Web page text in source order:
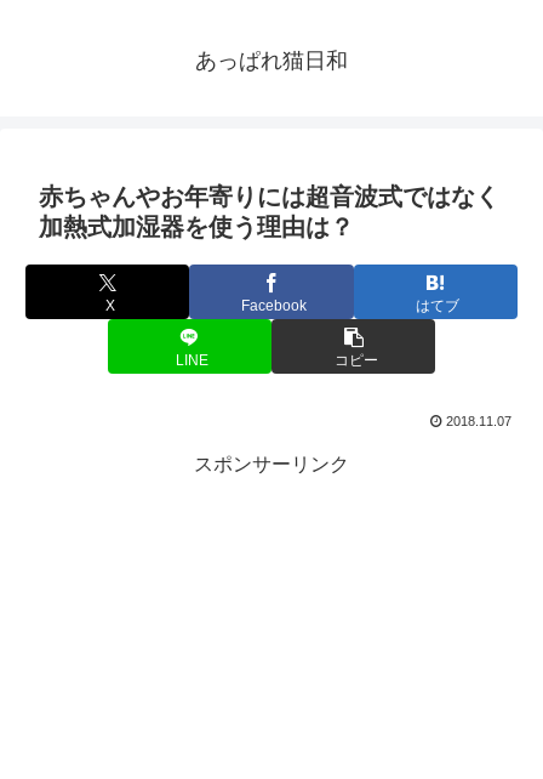
あっぱれ猫日和
赤ちゃんやお年寄りには超音波式ではなく
加熱式加湿器を使う理由は？
X Facebook はてブ
LINE コピー
2018.11.07
スポンサーリンク